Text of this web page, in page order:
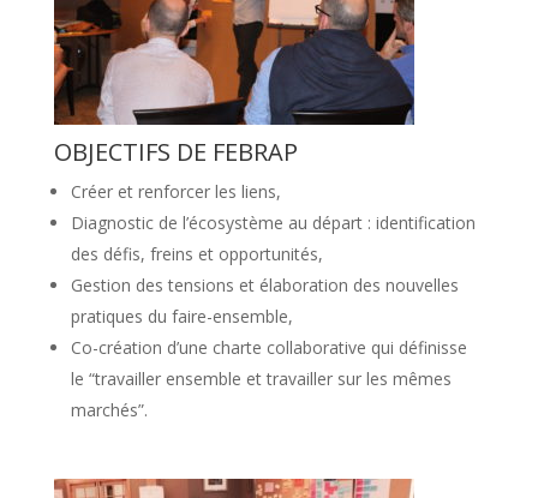
OBJECTIFS DE FEBRAP
Créer et renforcer les liens,
Diagnostic de l’écosystème au départ : identification
des défis, freins et opportunités,
Gestion des tensions et élaboration des nouvelles
pratiques du faire-ensemble,
Co-création d’une charte collaborative qui définisse
le “travailler ensemble et travailler sur les mêmes
marchés”.